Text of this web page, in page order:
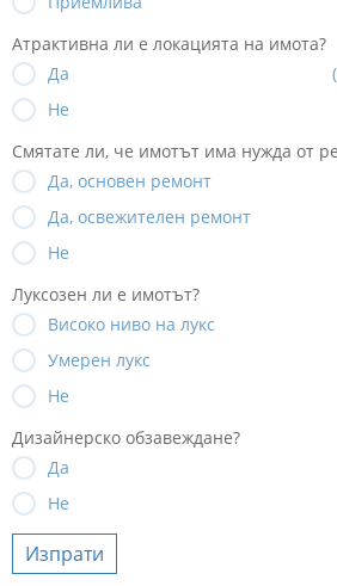
Атрактивна ли е локацията на имота?
Да
Не
Смятате ли, че имотът има нужда от
Да, основен ремонт
Да, освежителен ремонт
Не
Луксозен ли е имотът?
Високо ниво на лукс
Умерен лукс
Не
Дизайнерско обзавеждане?
Да
Не
Изпрати